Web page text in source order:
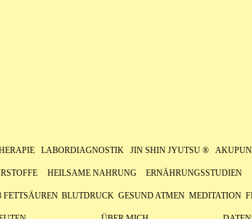
LABORDIAGNOSTIK JIN SHIN JYUTSU ®
HEILSAME NAHRUNG ERNÄHRUNGSSTUDIEN
FETTSÄUREN BLUTDRUCK GESUND ATMEN MEDITATION